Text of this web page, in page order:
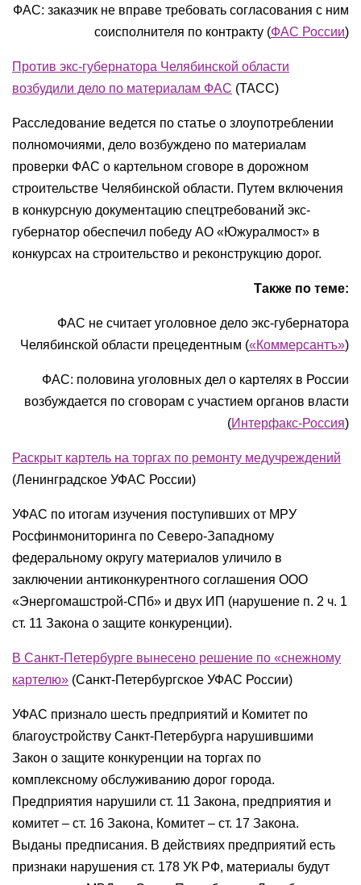
ФАС: заказчик не вправе требовать согласования с ним
соисполнителя по контракту (ФАС России)
Против экс-губернатора Челябинской области
возбудили дело по материалам ФАС (ТАСС)
Расследование ведется по статье о злоупотреблении
полномочиями, дело возбуждено по материалам
проверки ФАС о картельном сговоре в дорожном
строительстве Челябинской области. Путем включения
в конкурсную документацию спецтребований экс-
губернатор обеспечил победу АО «Южуралмост» в
конкурсах на строительство и реконструкцию дорог.
Также по теме:
ФАС не считает уголовное дело экс-губернатора
Челябинской области прецедентным («Коммерсантъ»)
ФАС: половина уголовных дел о картелях в России
возбуждается по сговорам с участием органов власти
(Интерфакс-Россия)
Раскрыт картель на торгах по ремонту медучреждений
(Ленинградское УФАС России)
УФАС по итогам изучения поступивших от МРУ
Росфинмониторинга по Северо-Западному
федеральному округу материалов уличило в
заключении антиконкурентного соглашения ООО
«Энергомашстрой-СПб» и двух ИП (нарушение п. 2 ч. 1
ст. 11 Закона о защите конкуренции).
В Санкт-Петербурге вынесено решение по «снежному
картелю» (Санкт-Петербургское УФАС России)
УФАС признало шесть предприятий и Комитет по
благоустройству Санкт-Петербурга нарушившими
Закон о защите конкуренции на торгах по
комплексному обслуживанию дорог города.
Предприятия нарушили ст. 11 Закона, предприятия и
комитет – ст. 16 Закона, Комитет – ст. 17 Закона.
Выданы предписания. В действиях предприятий есть
признаки нарушения ст. 178 УК РФ, материалы будут